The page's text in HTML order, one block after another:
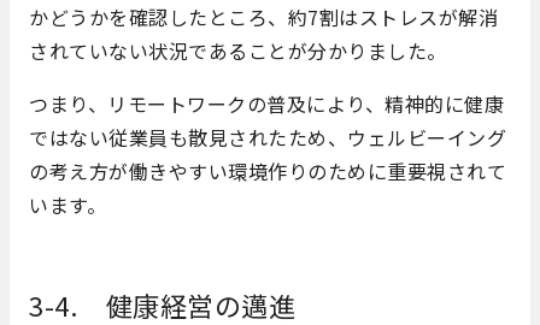
かどうかを確認したところ、約7割はストレスが解消
されていない状況であることが分かりました。
つまり、リモートワークの普及により、精神的に健康
ではない従業員も散見されたため、ウェルビーイング
の考え方が働きやすい環境作りのために重要視されて
います。
3-4. 健康経営の邁進